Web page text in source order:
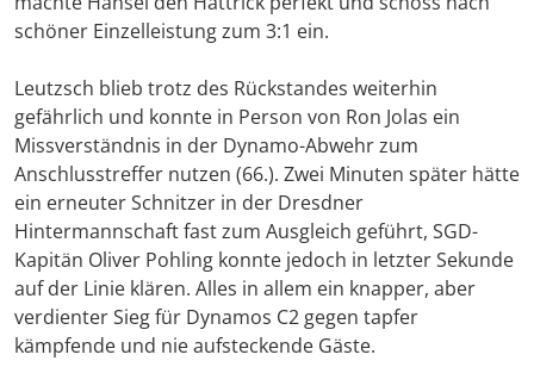
schöner Einzelleistung zum 3:1 ein.
Leutzsch blieb trotz des Rückstandes weiterhin
gefährlich und konnte in Person von Ron Jolas ein
Missverständnis in der Dynamo-Abwehr zum
Anschlusstreffer nutzen (66.). Zwei Minuten später hätte
ein erneuter Schnitzer in der Dresdner
Hintermannschaft fast zum Ausgleich geführt, SGD-
Kapitän Oliver Pohling konnte jedoch in letzter Sekunde
auf der Linie klären. Alles in allem ein knapper, aber
verdienter Sieg für Dynamos C2 gegen tapfer
kämpfende und nie aufsteckende Gäste.